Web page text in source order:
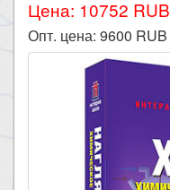
Цена: 10752 RUB
Опт. цена: 9600 RUB